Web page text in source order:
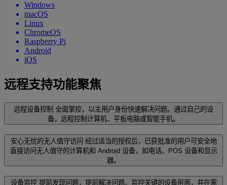
Windows
macOS
Linux
ChromeOS
Raspberry Pi
Android
iOS
远程支持功能聚焦
远程设备控制 全面掌控，以主用户身份快速解决问题。通过自己的设
备，远程控制计算机、平板电脑或智能手机。
安心无忧的无人值守访问 经过适当的授权后，已获批准的用户可安全地
直接访问无人值守的计算机和 Android 设备，如电话、POS 设备和显示
器。
设备监控 提前发现问题，提前解决问题。监控关键的设备层面，并在需